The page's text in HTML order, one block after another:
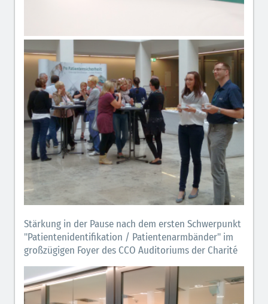
Stärkung in der Pause nach dem ersten Schwerpunkt
"Patientenidentifikation / Patientenarmbänder" im
großzügigen Foyer des CCO Auditoriums der Charité